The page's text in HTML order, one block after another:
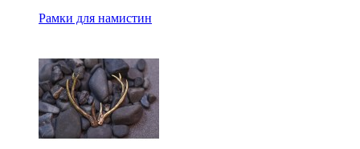
Рамки для намистин